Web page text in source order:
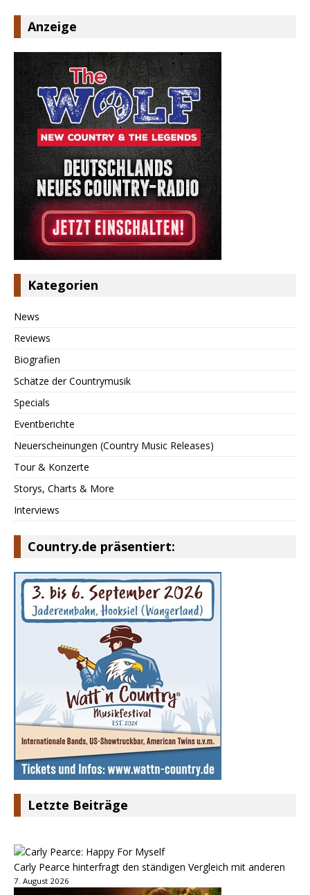
Anzeige
Kategorien
News
Reviews
Biografien
Schätze der Countrymusik
Specials
Eventberichte
Neuerscheinungen (Country Music Releases)
Tour & Konzerte
Storys, Charts & More
Interviews
Country.de präsentiert:
Letzte Beiträge
Carly Pearce hinterfragt den ständigen Vergleich mit anderen
7. August 2026